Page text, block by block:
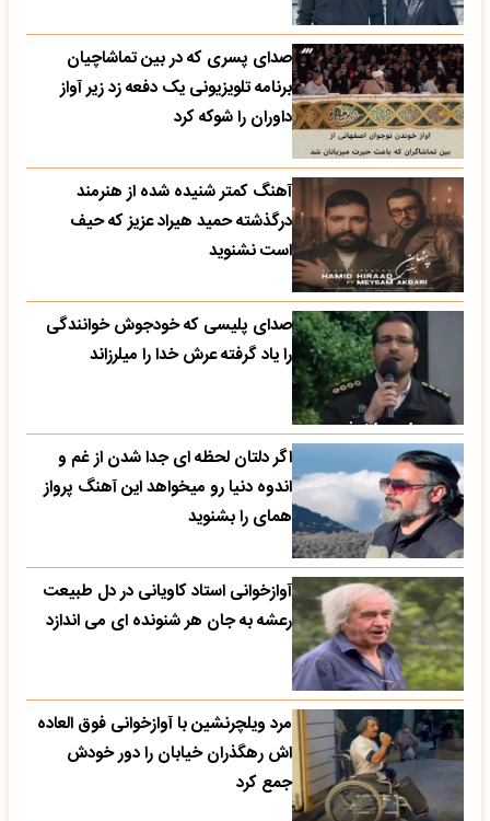
صدای پسری که در بین تماشاچیان
برنامه تلویزیونی یک دفعه زد زیر آواز
داوران را شوکه کرد
آهنگ کمتر شنیده شده از هنرمند
درگذشته حمید هیراد عزیز که حیف
است نشنوید
صدای پلیسی که خودجوش خوانندگی
را یاد گرفته عرش خدا را میلرزاند
اگر دلتان لحظه ای جدا شدن از غم و
اندوه دنیا رو میخواهد این آهنگ پرواز
همای را بشنوید
آوازخوانی استاد کاویانی در دل طبیعت
رعشه به جان هر شنونده ای می اندازد
مرد ویلچرنشین با آوازخوانی فوق العاده
اش رهگذران خیابان را دور خودش
جمع کرد